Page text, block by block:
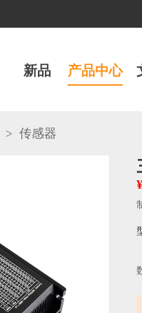
新品 产品中心
> 传感器